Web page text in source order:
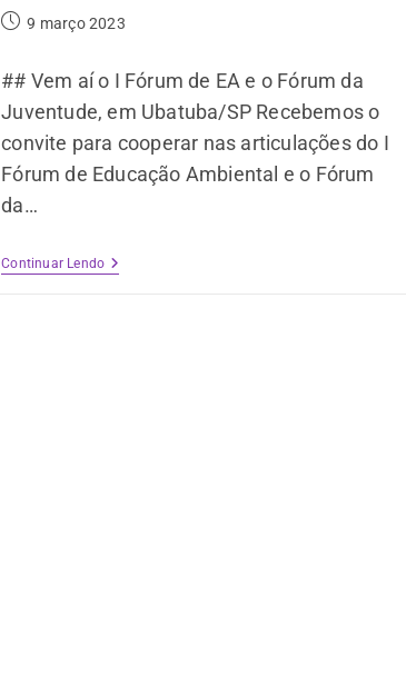
9 março 2023
## Vem aí o I Fórum de EA e o Fórum da
Juventude, em Ubatuba/SP Recebemos o
convite para cooperar nas articulações do I
Fórum de Educação Ambiental e o Fórum
da…
Continuar Lendo